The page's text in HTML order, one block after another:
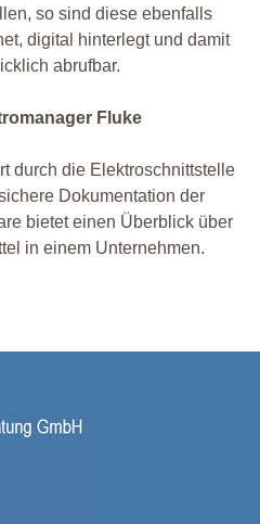
so sind diese ebenfalls
digital hinterlegt und damit
abrufbar.
Fluke
durch die Elektroschnittstelle
Dokumentation der
bietet einen Überblick über
in einem Unternehmen.